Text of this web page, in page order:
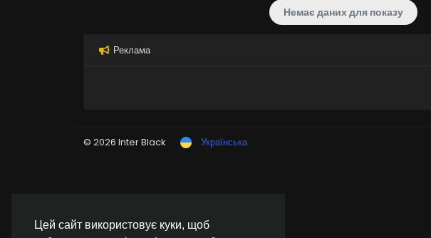
Цей сайт використовує куки, щоб
Немає даних для показу
Реклама
© 2026 Inter Black Українська